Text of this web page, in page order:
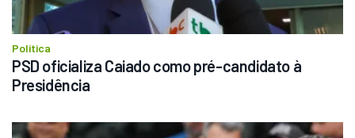
Política
PSD oficializa Caiado como pré-candidato à
Presidência